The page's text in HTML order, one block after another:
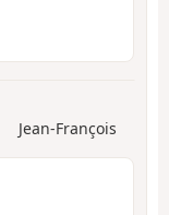
Jean-François